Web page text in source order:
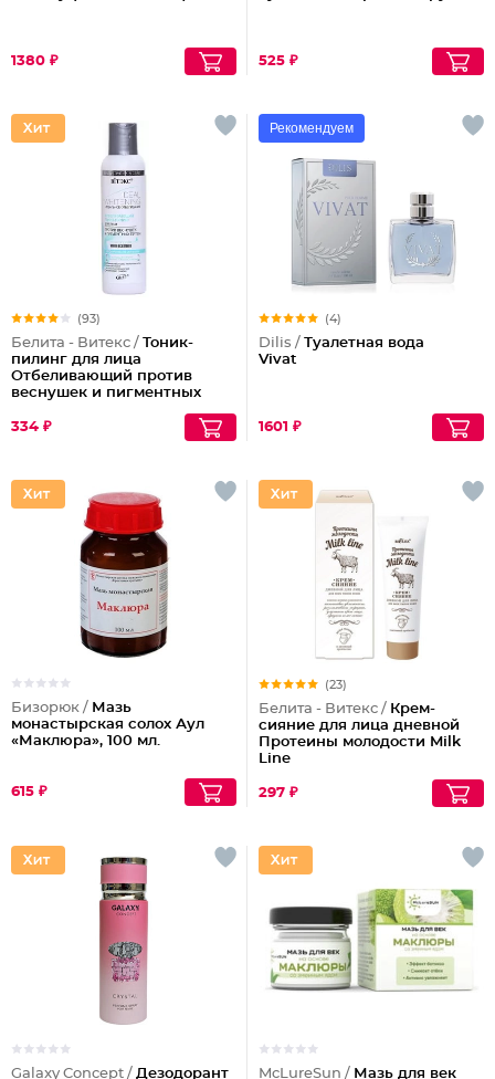
1380 ₽ 525 ₽
(93)
Белита - Витекс / Тоник-
пилинг для лица
Отбеливающий против
веснушек и пигментных
334 ₽
Рекомендуем
(4)
Dilis / Туалетная вода
Vivat
1601 ₽
Бизорюк / Мазь
монастырская солох Аул
«Маклюра», 100 мл.
615 ₽
(23)
Белита - Витекс / Крем-
сияние для лица дневной
Протеины молодости Milk
Line
297 ₽
Galaxy Concept / Дезодорант McLureSun / Мазь для век